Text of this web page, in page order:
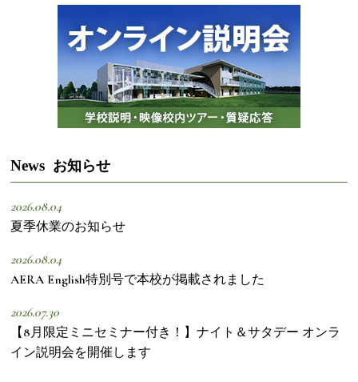
News お知らせ
2026.08.04
夏季休業のお知らせ
2026.08.04
AERA English特別号で本校が掲載されました
2026.07.30
【8月限定ミニセミナー付き！】ナイト＆サタデー オンラ
イン説明会を開催します